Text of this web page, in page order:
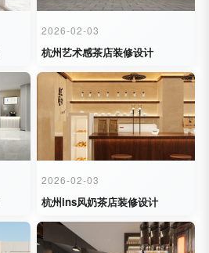
2026-02-03
杭州艺术感茶店装修设计
2026-02-03
杭州ins风奶茶店装修设计